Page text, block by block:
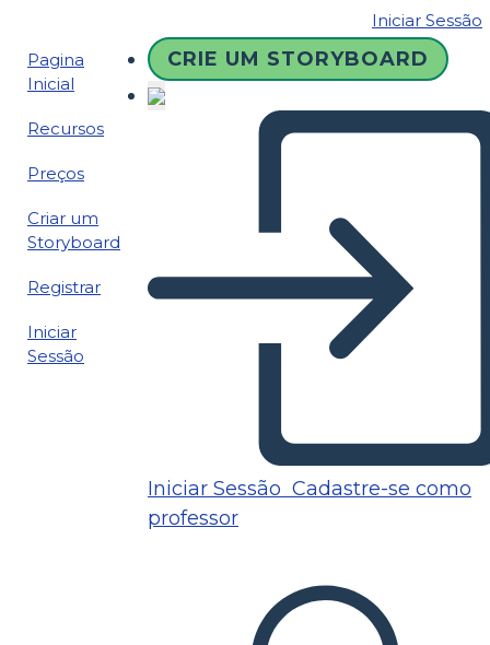
Iniciar Sessão
Pagina
Inicial
Recursos
Preços
Criar um
Storyboard
Registrar
Iniciar
Sessão
CRIE UM STORYBOARD
Iniciar Sessão Cadastre-se como
professor